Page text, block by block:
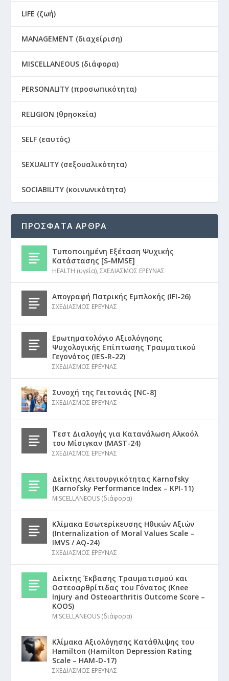
LIFE (ζωή)
MANAGEMENT (διαχείριση)
MISCELLANEOUS (διάφορα)
PERSONALITY (προσωπικότητα)
RELIGION (θρησκεία)
SELF (εαυτός)
SEXUALITY (σεξουαλικότητα)
SOCIABILITY (κοινωνικότητα)
ΠΡΟΣΦΑΤΑ ΑΡΘΡΑ
Τυποποιημένη Εξέταση Ψυχικής
Κατάστασης [S-MMSE]
HEALTH (υγεία),ΣΧΕΔΙΑΣΜΟΣ ΕΡΕΥΝΑΣ
Απογραφή Πατρικής Εμπλοκής (IFI-26)
ΣΧΕΔΙΑΣΜΟΣ ΕΡΕΥΝΑΣ
Ερωτηματολόγιο Αξιολόγησης
Ψυχολογικής Επίπτωσης Τραυματικού
Γεγονότος (IES-R-22)
ΣΧΕΔΙΑΣΜΟΣ ΕΡΕΥΝΑΣ
Συνοχή της Γειτονιάς [NC-8]
ΣΧΕΔΙΑΣΜΟΣ ΕΡΕΥΝΑΣ
Τεστ Διαλογής για Κατανάλωση Αλκοόλ
του Μίσιγκαν (MAST-24)
ΣΧΕΔΙΑΣΜΟΣ ΕΡΕΥΝΑΣ
Δείκτης Λειτουργικότητας Karnofsky
(Karnofsky Performance Index – KPI-11)
MISCELLANEOUS (διάφορα)
Κλίμακα Εσωτερίκευσης Ηθικών Αξιών
(Internalization of Moral Values Scale –
IMVS / AQ-24)
ΣΧΕΔΙΑΣΜΟΣ ΕΡΕΥΝΑΣ
Δείκτης Έκβασης Τραυματισμού και
Οστεοαρθρίτιδας του Γόνατος (Knee
Injury and Osteoarthritis Outcome Score –
KOOS)
MISCELLANEOUS (διάφορα)
Κλίμακα Αξιολόγησης Κατάθλιψης του
Hamilton (Hamilton Depression Rating
Scale – HAM-D-17)
ΣΧΕΔΙΑΣΜΟΣ ΕΡΕΥΝΑΣ